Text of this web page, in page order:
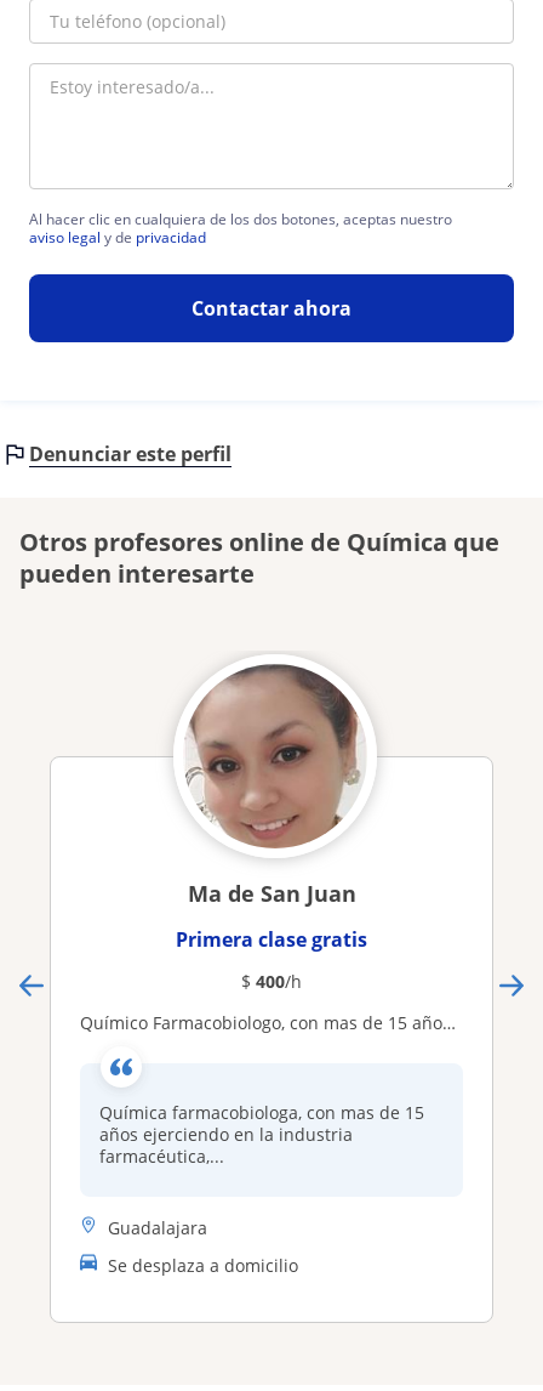
Al hacer clic en cualquiera de los dos botones, aceptas nuestro
aviso legal y de privacidad
Contactar ahora
Denunciar este perfil
Otros profesores online de Química que
pueden interesarte
Ma de San Juan
Primera clase gratis
$ 400/h
Químico Farmacobiologo, con mas de 15 años de experiencia práctica, con conocimientos de pedagogía
Química farmacobiologa, con mas de 15
años ejerciendo en la industria
farmacéutica,...
Guadalajara
Se desplaza a domicilio